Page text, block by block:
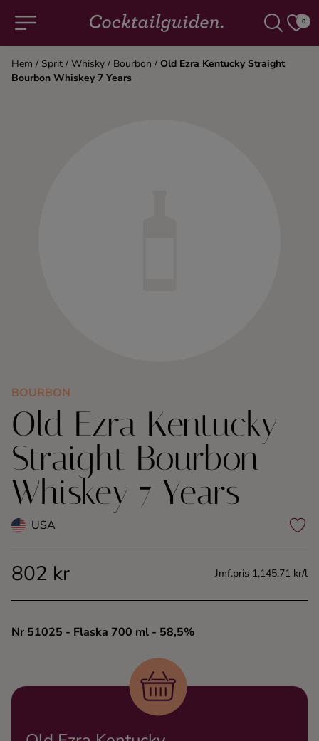
0
COCKTAILS & DRINKAR
Likör
Rom
Shots
Tequila
Vodka
Hem / Sprit / Whisky / Bourbon / Old Ezra Kentucky Straight
Bourbon Whiskey 7 Years
BOURBON
Old Ezra Kentucky
Straight Bourbon
Whiskey 7 Years
USA
802 kr Jmf.pris 1,145:71 kr/l
Nr 51025 - Flaska 700 ml - 58,5%